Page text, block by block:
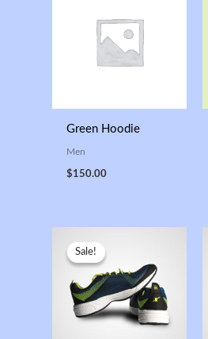
Green Hoodie
Men
$150.00
Sale!
Sale!
$150.00.$120.00.